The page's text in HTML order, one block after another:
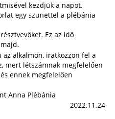
kezdjük a napot.
egy szünettel a plébánia
Ez az idő
alkalmon, iratkozzon fel a
mert létszámnak megfelelően
ennek megfelelően
Anna Plébánia
2022.11.24